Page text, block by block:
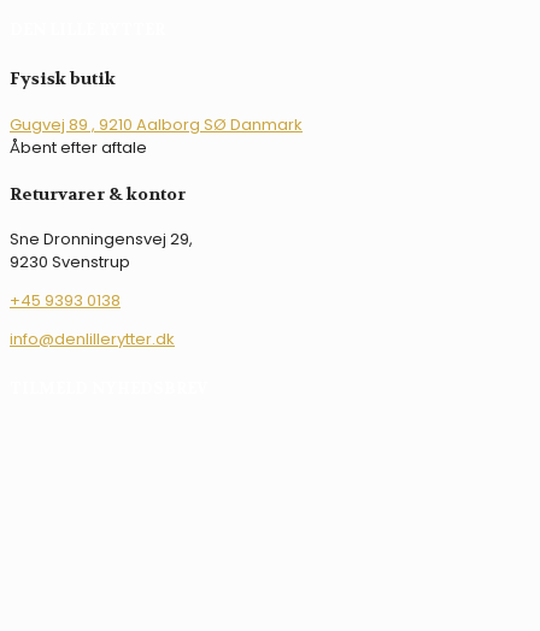
Fysisk butik
Gugvej 89 , 9210 Aalborg SØ Danmark
Åbent efter aftale
Returvarer & kontor
Sne Dronningensvej 29,
9230 Svenstrup
+45 9393 0138
info@denlillerytter.dk